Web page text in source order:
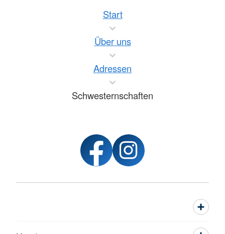
Start
Über uns
Adressen
Schwesternschaften